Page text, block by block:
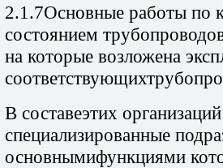
2.1.7Основные работы по
состоянием
на которые возложена
В составеэтих
специализированные
основнымифункциями